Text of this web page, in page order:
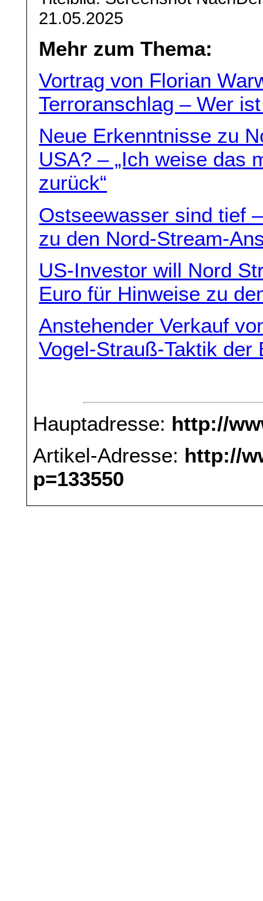
21.05.2025
Mehr zum Thema:
Vortrag von Florian
Terroranschlag – Wer
Neue Erkenntnisse zu
USA? – „Ich weise das
zurück“
Ostseewasser sind tief
zu den Nord-Stream-
US-Investor will Nord
Euro für Hinweise zu
Anstehender Verkauf
Vogel-Strauß-Taktik der
Hauptadresse: http://
Artikel-Adresse: http://
p=133550